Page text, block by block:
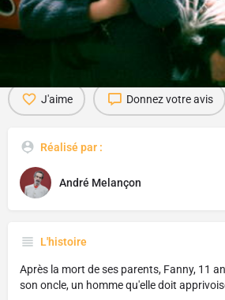
1986 - 1h36
J'aime Donnez votre avis
Réalisé par :
André Melançon
L'histoire
Après la mort de ses parents, Fanny, 11
son oncle, un homme qu'elle doit